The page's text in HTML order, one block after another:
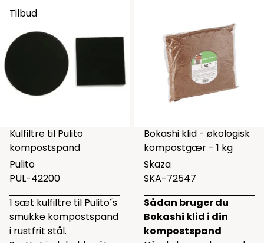
Tilbud
Kulfiltre til Pulito
kompostspand
Pulito
PUL-42200
1 sæt kulfiltre til Pulito´s
smukke kompostspand
i rustfrit stål.
Bokashi klid - økologisk
kompostgær - 1 kg
Skaza
SKA-72547
Sådan bruger du
Bokashi klid i din
kompostspand